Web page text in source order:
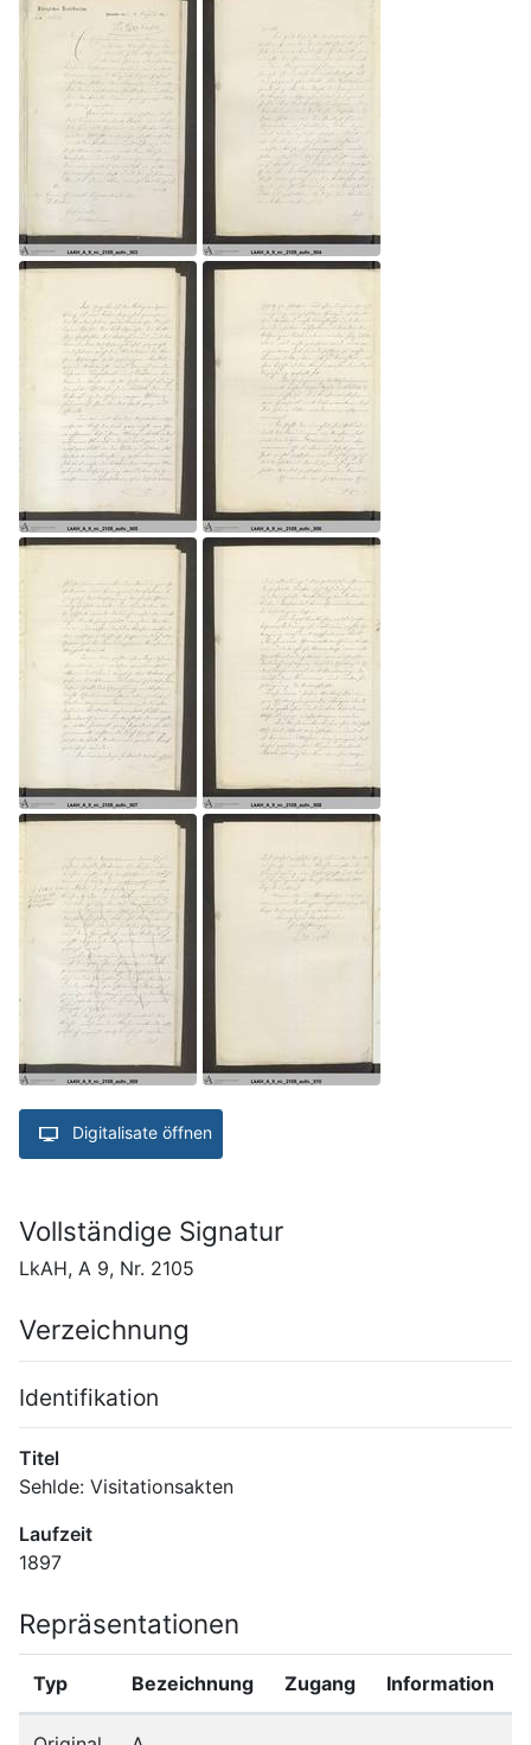
Digitalisate öffnen
Vollständige Signatur
LkAH, A 9, Nr. 2105
Verzeichnung
Identifikation
Titel
Sehlde: Visitationsakten
Laufzeit
1897
Repräsentationen
Typ Bezeichnung Zugang Information